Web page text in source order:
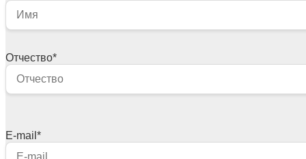
Отчество*
E-mail *